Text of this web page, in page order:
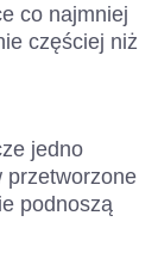
co najmniej
częściej niż
jedno
przetworzone
podnoszą